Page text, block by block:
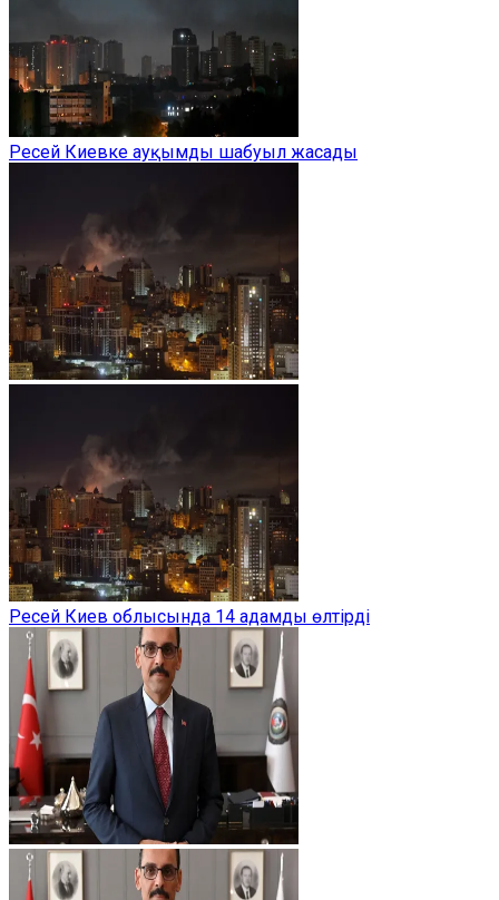
Ресей Киевке ауқымды шабуыл жасады
Ресей Киев облысында 14 адамды өлтірді